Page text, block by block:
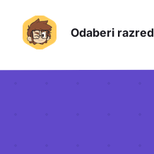
Odaberi razred